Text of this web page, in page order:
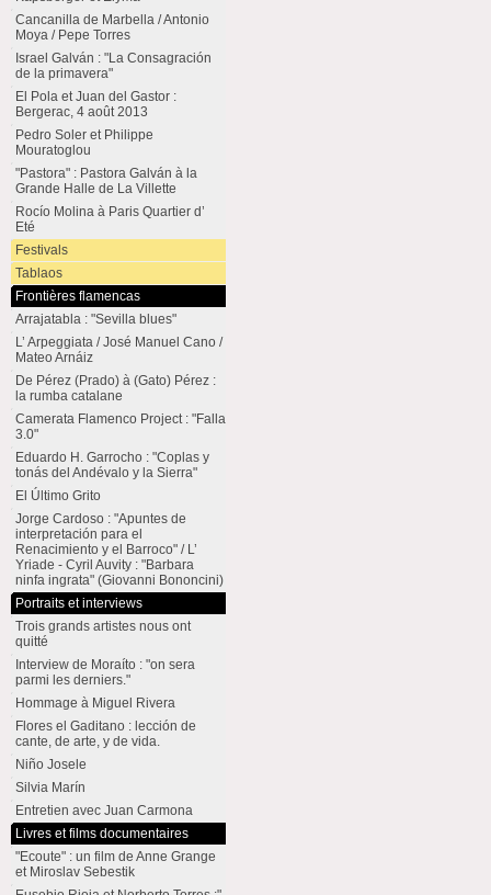
Cancanilla de Marbella / Antonio
Moya / Pepe Torres
Israel Galván : "La Consagración
de la primavera"
El Pola et Juan del Gastor :
Bergerac, 4 août 2013
Pedro Soler et Philippe
Mouratoglou
"Pastora" : Pastora Galván à la
Grande Halle de La Villette
Rocío Molina à Paris Quartier d’
Eté
Festivals
Tablaos
Frontières flamencas
Arrajatabla : "Sevilla blues"
L’ Arpeggiata / José Manuel Cano /
Mateo Arnáiz
De Pérez (Prado) à (Gato) Pérez :
la rumba catalane
Camerata Flamenco Project : "Falla
3.0"
Eduardo H. Garrocho : "Coplas y
tonás del Andévalo y la Sierra"
El Último Grito
Jorge Cardoso : "Apuntes de
interpretación para el
Renacimiento y el Barroco" / L’
Yriade - Cyril Auvity : "Barbara
ninfa ingrata" (Giovanni Bononcini)
Portraits et interviews
Trois grands artistes nous ont
quitté
Interview de Moraíto : "on sera
parmi les derniers."
Hommage à Miguel Rivera
Flores el Gaditano : lección de
cante, de arte, y de vida.
Niño Josele
Silvia Marín
Entretien avec Juan Carmona
Livres et films documentaires
"Ecoute" : un film de Anne Grange
et Miroslav Sebestik